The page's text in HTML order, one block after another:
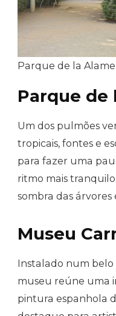
Parque de la
Parque de
Um dos pulmões
tropicais, fontes e
para fazer uma
ritmo mais tranquilo
sombra das
Museu
Instalado num belo
museu reúne uma
pintura espanhola